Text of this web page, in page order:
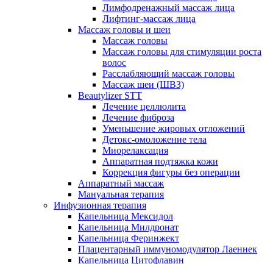
Лимфодренажный массаж лица
Лифтинг-массаж лица
Массаж головы и шеи
Массаж головы
Массаж головы для стимуляции роста
волос
Расслабляющий массаж головы
Массаж шеи (ШВЗ)
Beautylizer STT
Лечение целлюлита
Лечение фиброза
Уменьшение жировых отложений
Детокс-омоложение тела
Миорелаксация
Аппаратная подтяжка кожи
Коррекция фигуры без операции
Аппаратный массаж
Мануальная терапия
Инфузионная терапия
Капельница Мексидол
Капельница Милдронат
Капельница Феринжект
Плацентарный иммуномодулятор Лаеннек
Капельница Цитофлавин